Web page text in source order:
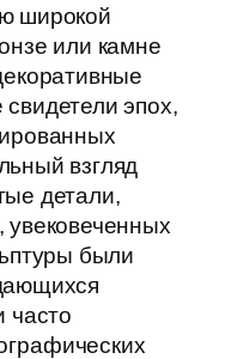
широкой
или камне
эпох,
взгляд
детали,
были
часто